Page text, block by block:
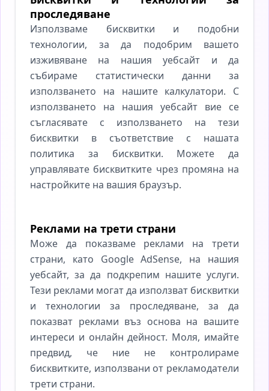
проследяване
Използваме бисквитки и подобни
технологии, за да подобрим вашето
изживяване на нашия уебсайт и да
събираме статистически данни за
използването на нашите калкулатори. С
използването на нашия уебсайт вие се
съгласявате с използването на тези
бисквитки в съответствие с нашата
политика за бисквитки. Можете да
управлявате бисквитките чрез промяна на
настройките на вашия браузър.
Реклами на трети страни
Може да показваме реклами на трети
страни, като Google AdSense, на нашия
уебсайт, за да подкрепим нашите услуги.
Тези реклами могат да използват бисквитки
и технологии за проследяване, за да
показват реклами въз основа на вашите
интереси и онлайн дейност. Моля, имайте
предвид, че ние не контролираме
бисквитките, използвани от рекламодатели
трети страни.